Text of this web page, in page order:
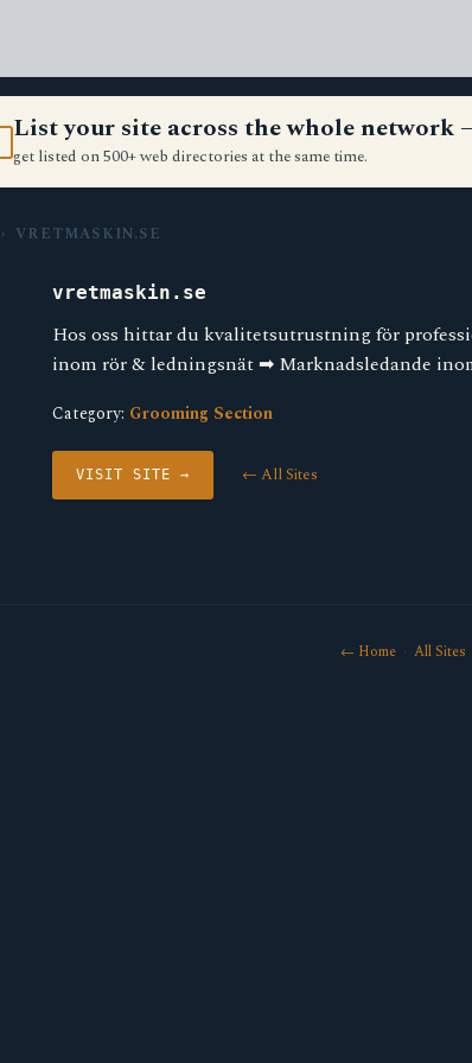
List your site across the whole network
get listed on 500+ web directories at the same time.
› VRETMASKIN.SE
vretmaskin.se
Hos oss hittar du kvalitetsutrustning för
inom rör & ledningsnät ➡︎ Marknadsledande
Category: Grooming Section
VISIT SITE → ← All Sites
← Home· All Sites